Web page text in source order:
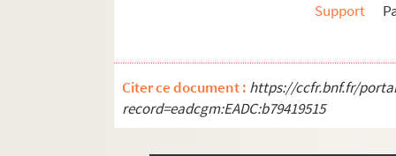
Support
Citer ce document : https://ccfr.bnf.fr/
record=eadcgm:EADC:b79419515